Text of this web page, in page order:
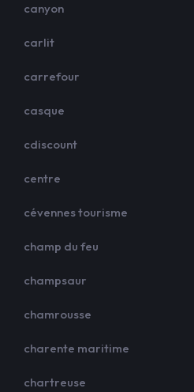
canyon
carlit
carrefour
casque
cdiscount
centre
cévennes tourisme
champ du feu
champsaur
chamrousse
charente maritime
chartreuse